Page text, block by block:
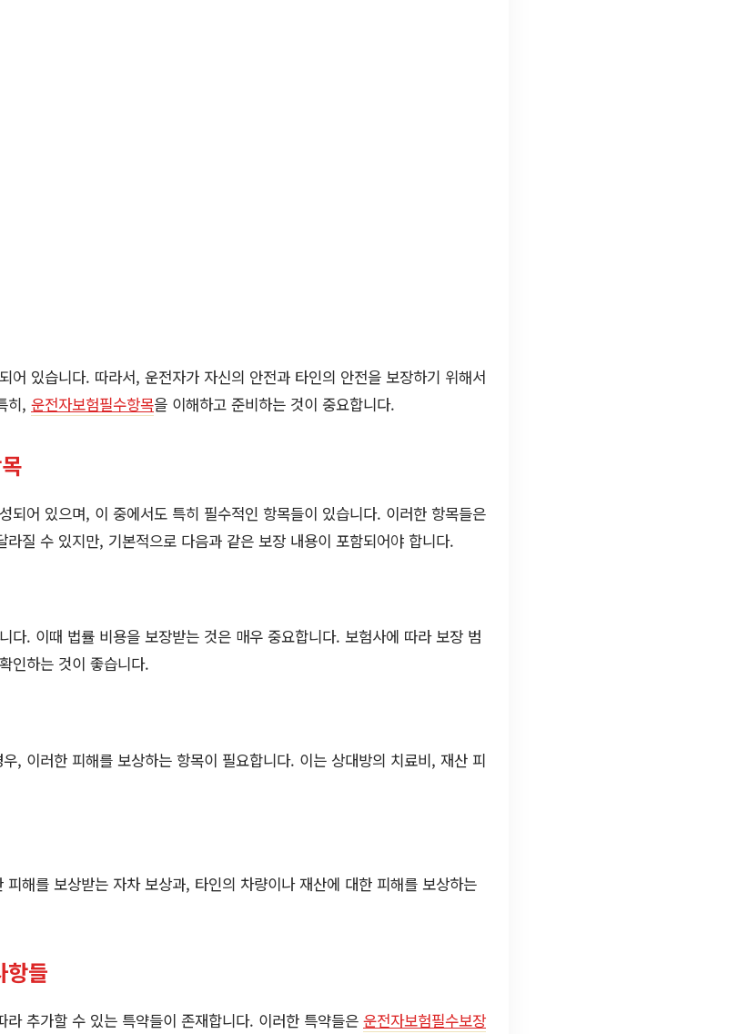
어 있습니다. 따라서, 운전자가 자신의 안전과 타인의 안전을 보장하기 위해서
히, 운전자보험필수항목을 이해하고 준비하는 것이 중요합니다.
되어 있으며, 이 중에서도 특히 필수적인 항목들이 있습니다. 이러한 항목들은
질 수 있지만, 기본적으로 다음과 같은 보장 내용이 포함되어야 합니다.
다. 이때 법률 비용을 보장받는 것은 매우 중요합니다. 보험사에 따라 보장 범
인하는 것이 좋습니다.
, 이러한 피해를 보상하는 항목이 필요합니다. 이는 상대방의 치료비, 재산 피
해를 보상받는 자차 보상과, 타인의 차량이나 재산에 대한 피해를 보상하는
항들
추가할 수 있는 특약들이 존재합니다. 이러한 특약들은 운전자보험필수보장